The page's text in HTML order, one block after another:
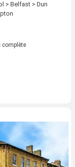
> Belfast > Dun
complète